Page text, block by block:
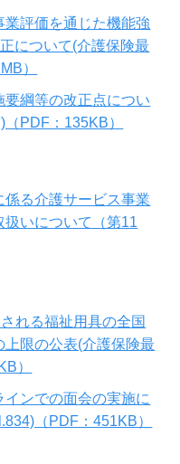
業評価を通じた機能強
について(介護保険最
）
綱等の改正点につい
PDF：135KB）
る介護サービス事業
扱いについて（第11
れる福祉用具の全国
限の公表(介護保険最
）
ンでの面会の実施に
（PDF：451KB）